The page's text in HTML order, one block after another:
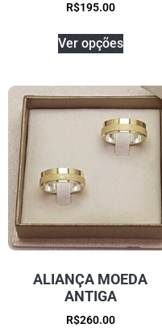
R$195.00
Ver opções
ALIANÇA MOEDA
ANTIGA
R$260.00